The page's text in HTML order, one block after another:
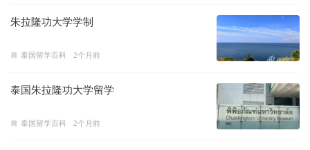
朱拉隆功大学学制
泰国留学百科 2个月前
泰国朱拉隆功大学留学
泰国留学百科 2个月前